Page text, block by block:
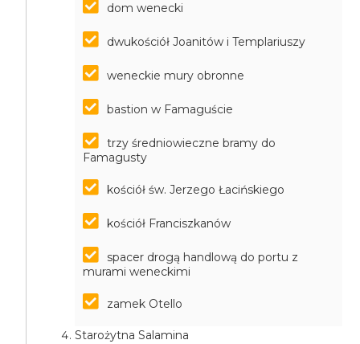
dom wenecki
dwukościół Joanitów i Templariuszy
weneckie mury obronne
bastion w Famaguście
trzy średniowieczne bramy do
Famagusty
kościół św. Jerzego Łacińskiego
kościół Franciszkanów
spacer drogą handlową do portu z
murami weneckimi
zamek Otello
Starożytna Salamina